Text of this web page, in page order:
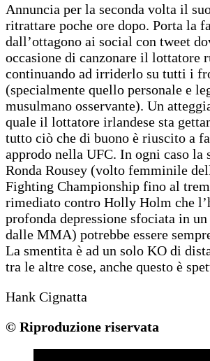
Annuncia per la seconda volta il
ritrattare poche ore dopo. Porta la
dall’ottagono ai social con tweet
occasione di canzonare il lottatore
continuando ad irriderlo su tutti i
(specialmente quello personale e
musulmano osservante). Un
quale il lottatore irlandese sta
tutto ciò che di buono è riuscito a
approdo nella UFC. In ogni caso la
Ronda Rousey (volto femminile
Fighting Championship fino al
rimediato contro Holly Holm che
profonda depressione sfociata in
dalle MMA) potrebbe essere
La smentita è ad un solo KO di
tra le altre cose, anche questo è
Hank Cignatta
© Riproduzione riservata